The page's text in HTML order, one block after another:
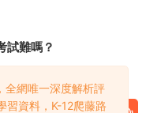
試難嗎？
真實考試更難”。這意
錯的成績，真實考試會
全網唯一深度解析評
習資料，K-12爬藤路